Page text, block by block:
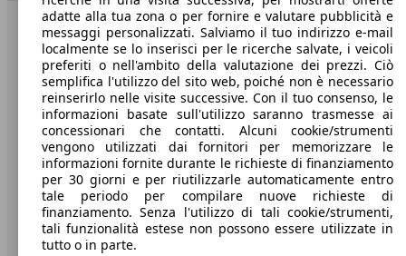
Benvenuti su AutoScout24, il mercato auto europeo.
Società
A proposito di AutoScout24
Stampa
Media
Condizioni generali
Informazioni
adatte alla tua zona o per fornire e valutare pubblicità e
messaggi personalizzati. Salviamo il tuo indirizzo e-mail
localmente se lo inserisci per le ricerche salvate, i veicoli
preferiti o nell'ambito della valutazione dei prezzi. Ciò
semplifica l'utilizzo del sito web, poiché non è necessario
reinserirlo nelle visite successive. Con il tuo consenso, le
informazioni basate sull'utilizzo saranno trasmesse ai
concessionari che contatti. Alcuni cookie/strumenti
vengono utilizzati dai fornitori per memorizzare le
informazioni fornite durante le richieste di finanziamento
per 30 giorni e per riutilizzarle automaticamente entro
tale periodo per compilare nuove richieste di
finanziamento. Senza l'utilizzo di tali cookie/strumenti,
tali funzionalità estese non possono essere utilizzate in
tutto o in parte.